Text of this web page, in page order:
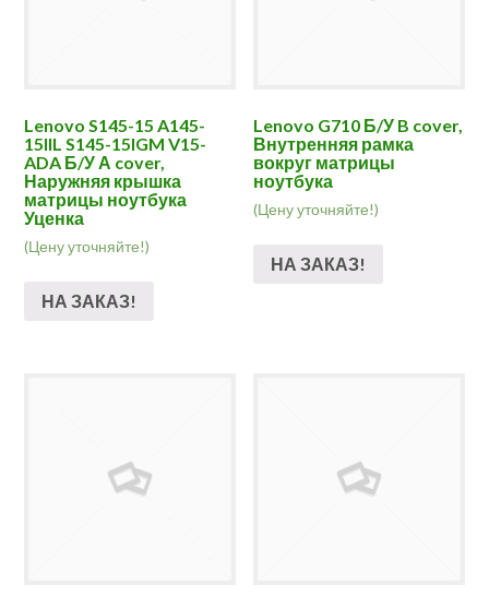
Lenovo S145-15 A145-
15IIL S145-15IGM V15-
ADA Б/У А cover,
Наружняя крышка
матрицы ноутбука
Уценка
(Цену уточняйте!)
НА ЗАКАЗ!
Lenovo G710 Б/У B cover,
Внутренняя рамка
вокруг матрицы
ноутбука
(Цену уточняйте!)
НА ЗАКАЗ!